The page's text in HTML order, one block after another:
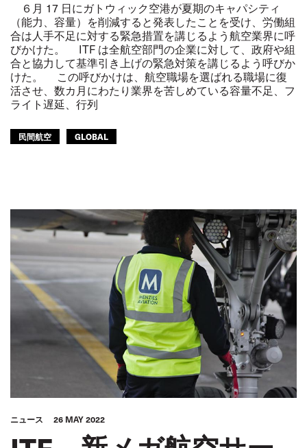
６月 17 日にガトウィック空港が夏期のキャパシティ
（能力、容量）を削減すると発表したことを受け、労働組
合は人手不足に対する緊急措置を講じるよう航空業界に呼
びかけた。 ITF は全航空部門の企業に対して、政府や組
合と協力して基準引き上げの緊急対策を講じるよう呼びか
けた。 この呼びかけは、航空職場を選ばれる職場に復
活させ、数カ月にわたり業界を苦しめている容量不足、フ
ライト遅延、行列
民間航空 GLOBAL
ニュース 26 MAY 2022